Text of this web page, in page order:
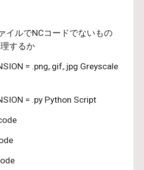
イルでNCコードでないもの
するか
= .png,.gif,.jpg Greyscale
= .py Python Script